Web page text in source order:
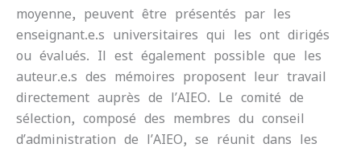
moyenne, peuvent être présentés par les
enseignant.e.s universitaires qui les ont dirigés
ou évalués. Il est également possible que les
auteur.e.s des mémoires proposent leur travail
directement auprès de l’AIEO. Le comité de
sélection, composé des membres du conseil
d’administration de l’AIEO, se réunit dans les